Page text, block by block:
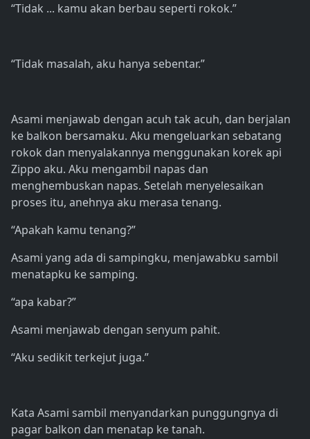
“Tidak ... kamu akan berbau seperti rokok.”
“Tidak masalah, aku hanya sebentar.”
Asami menjawab dengan acuh tak acuh, dan berjalan
ke balkon bersamaku. Aku mengeluarkan sebatang
rokok dan menyalakannya menggunakan korek api
Zippo aku. Aku mengambil napas dan
menghembuskan napas. Setelah menyelesaikan
proses itu, anehnya aku merasa tenang.
“Apakah kamu tenang?”
Asami yang ada di sampingku, menjawabku sambil
menatapku ke samping.
“apa kabar?”
Asami menjawab dengan senyum pahit.
“Aku sedikit terkejut juga.”
Kata Asami sambil menyandarkan punggungnya di
pagar balkon dan menatap ke tanah.